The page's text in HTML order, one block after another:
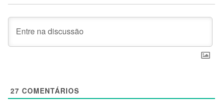
27 COMENTÁRIOS